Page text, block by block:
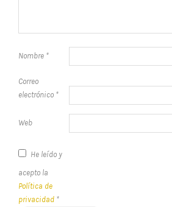
Nombre *
Correo
electrónico *
Web
He leído y
acepto la
Política de
privacidad *